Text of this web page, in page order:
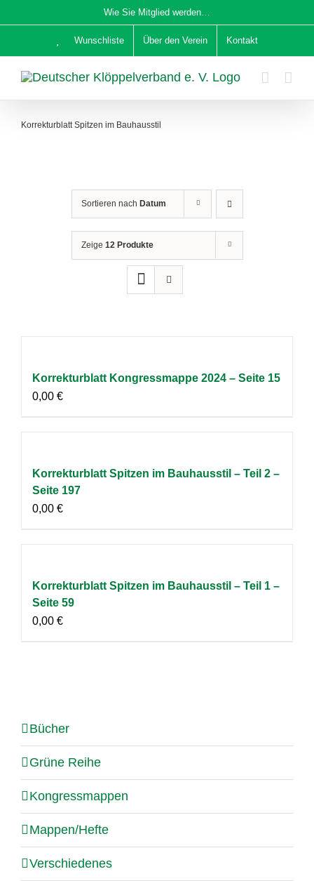
Inhalt
Wie Sie Mitglied werden…
Wunschliste Über den Verein Kontakt
Korrekturblatt Spitzen im Bauhausstil
Sortieren nach Datum
Zeige 12 Produkte
Korrekturblatt Kongressmappe 2024 – Seite 15
0,00 €
Korrekturblatt Spitzen im Bauhausstil – Teil 2 –
Seite 197
0,00 €
Korrekturblatt Spitzen im Bauhausstil – Teil 1 –
Seite 59
0,00 €
Bücher
Grüne Reihe
Kongressmappen
Mappen/Hefte
Verschiedenes